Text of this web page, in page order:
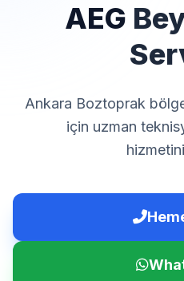
AEG
Ankara Boztoprak
için uzman